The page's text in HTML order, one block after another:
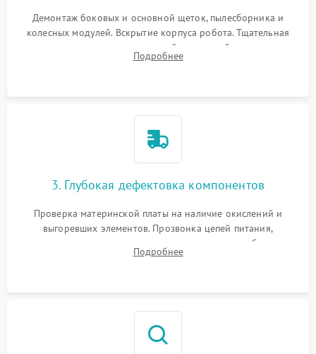
Демонтаж боковых и основной щеток, пылесборника и
колесных модулей. Вскрытие корпуса робота. Тщательная
очистка внутренних полостей, шестерней и плат от
скопившейся пыли, волос и шерсти животных с
Подробнее
3. Глубокая дефектовка компонентов
Проверка материнской платы на наличие окислений и
выгоревших элементов. Прозвонка цепей питания,
тестирование приводных моторов колес и турбины
всасывания. Оценка состояния оптических и инфракрасных
Подробнее